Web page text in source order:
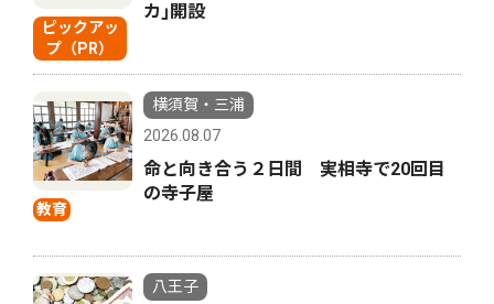
ピックアッ
プ（PR）
カ｣開設
教育
横須賀・三浦
2026.08.07
命と向き合う２日間 実相寺で20回目
の寺子屋
八王子